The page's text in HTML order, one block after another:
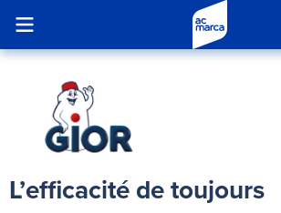
L’efficacité de toujours